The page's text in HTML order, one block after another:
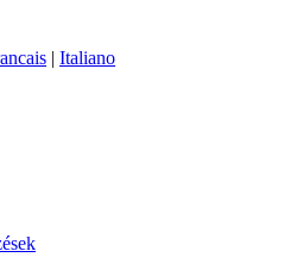
| Italiano